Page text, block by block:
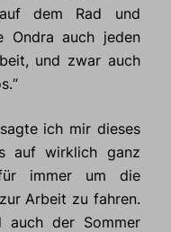
dem Rad und
Ondra auch jeden
und zwar auch
ich mir dieses
auf wirklich ganz
immer um die
Arbeit zu fahren.
auch der Sommer